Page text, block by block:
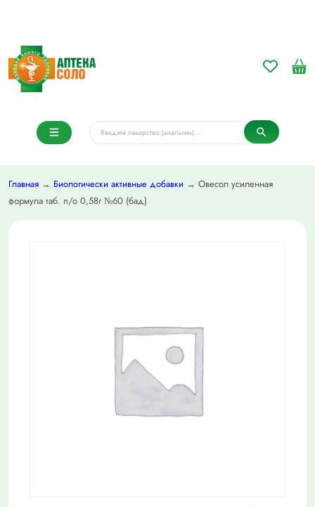
Главная → Биологически активные добавки → Овесол усиленная
формула таб. п/о 0,58г №60 (бад)